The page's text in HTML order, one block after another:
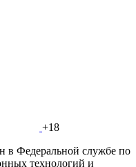
+18
в Федеральной службе по
технологий и